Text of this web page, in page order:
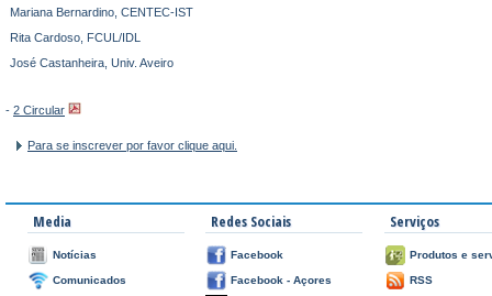
Mariana Bernardino, CENTEC-IST
Rita Cardoso, FCUL/IDL
José Castanheira, Univ. Aveiro
- 2 Circular
Para se inscrever por favor clique aqui.
Media
Notícias
Comunicados
Redes Sociais
Facebook
Facebook - Açores
Serviços
Produtos e
RSS